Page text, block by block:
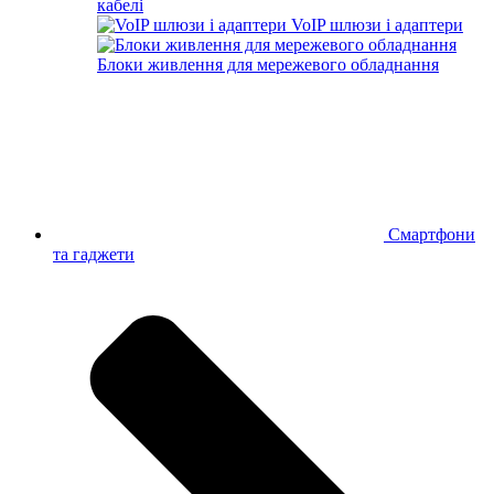
кабелі
VoIP шлюзи і адаптери
Блоки живлення для мережевого обладнання
Смартфони
та гаджети